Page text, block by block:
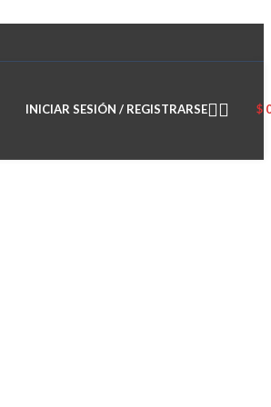
INICIAR SESIÓN / REGISTRARSE $